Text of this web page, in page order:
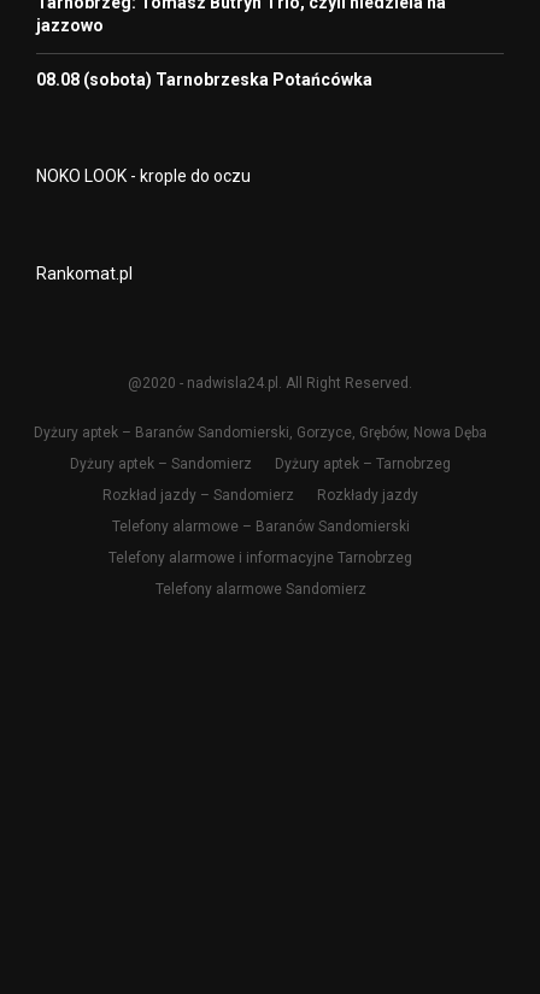
jazzowo
08.08 (sobota) Tarnobrzeska Potańcówka
NOKO LOOK - krople do oczu
Rankomat.pl
@2020 - nadwisla24.pl. All Right Reserved.
Dyżury aptek – Baranów Sandomierski, Gorzyce, Grębów, Nowa Dęba
Dyżury aptek – Sandomierz
Dyżury aptek – Tarnobrzeg
Rozkład jazdy – Sandomierz
Rozkłady jazdy
Telefony alarmowe – Baranów Sandomierski
Telefony alarmowe i informacyjne Tarnobrzeg
Telefony alarmowe Sandomierz